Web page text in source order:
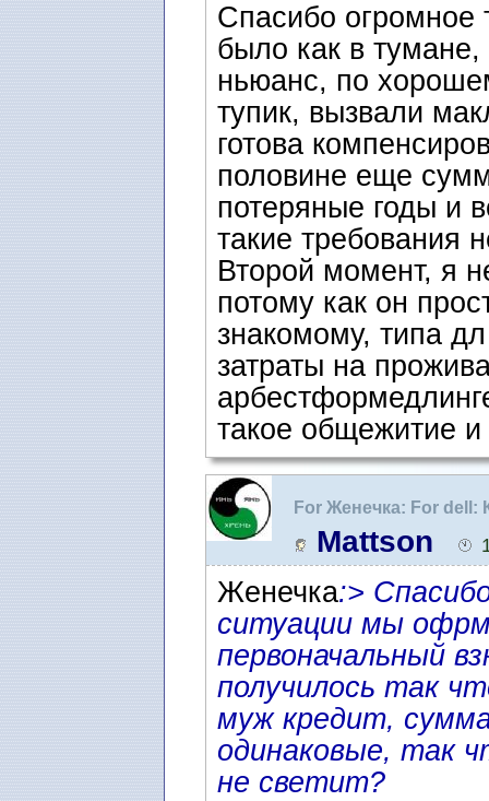
Спасибо огромное
было как в тумане,
ньюанс, по
тупик, вызвали
готова
половине еще
потеряные годы и
такие требования
Второй момент, я
потому как он
знакомому, типа
затраты на
такое общежитие и
For Женечка: For dell:
Швеции
Mattson
Женечка:>
ситуации мы
первоначальный
получилось так
муж кредит,
одинаковые, так
не светит?